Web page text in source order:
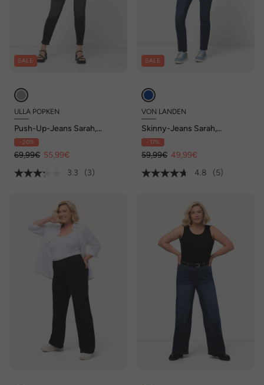
SALE
ULLA POPKEN
Push-Up-Jeans Sarah,
schmales Bein, Stretch
- 20%
69,99€ 55,99€
3.3
(3)
SALE
VON LANDEN
Skinny-Jeans Sarah,
schmales Bein, Stretch
- 17%
59,99€ 49,99€
4.8
(5)